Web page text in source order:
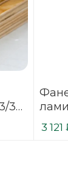
3
мм F/
3 121